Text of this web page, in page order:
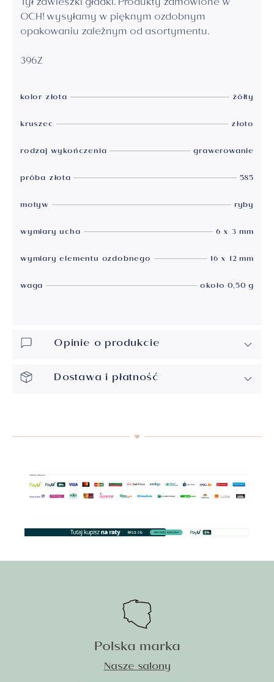
OCH! wysyłamy w pięknym ozdobnym
opakowaniu zależnym od asortymentu.
396Z
kolor złota
żółty
kruszec
złoto
rodzaj wykończenia
grawerowanie
próba złota
585
motyw
ryby
wymiary ucha
6 x 3 mm
wymiary elementu ozdobnego
16 x 12 mm
waga
około 0,50 g
Opinie o produkcie
Dostawa i płatność
Polska marka
Nasze salony